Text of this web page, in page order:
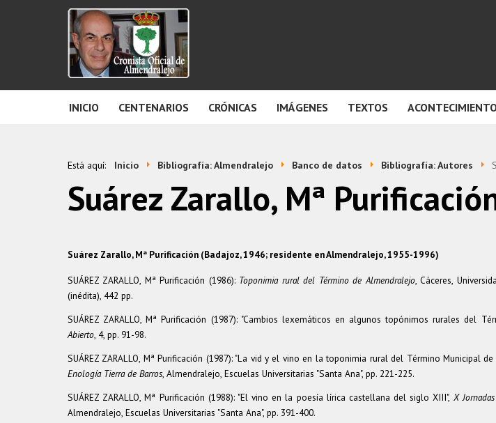
INICIO CENTENARIOS CRÓNICAS IMÁGENES TEXTOS
Está aquí: Inicio Bibliografía: Almendralejo Banco de datos Bibliografía: Autores
Suárez Zarallo, Mª
Suárez Zarallo, Mª Purificación (Badajoz, 1946; residente en Almendralejo, 1955-1996)
SUÁREZ ZARALLO, Mª Purificación (1986): Toponimia rural del Término de Almendralejo, Cáceres,
(inédita), 442 pp.
SUÁREZ ZARALLO, Mª Purificación (1987): "Cambios lexemáticos en algunos topónimos rurales del
Abierto, 4, pp. 91-98.
SUÁREZ ZARALLO, Mª Purificación (1987): "La vid y el vino en la toponimia rural del Término Municipal de
Enología Tierra de Barros, Almendralejo, Escuelas Universitarias "Santa Ana", pp. 221-225.
SUÁREZ ZARALLO, Mª Purificación (1988): "El vino en la poesía lírica castellana del siglo XIII", X
Almendralejo, Escuelas Universitarias "Santa Ana", pp. 391-400.